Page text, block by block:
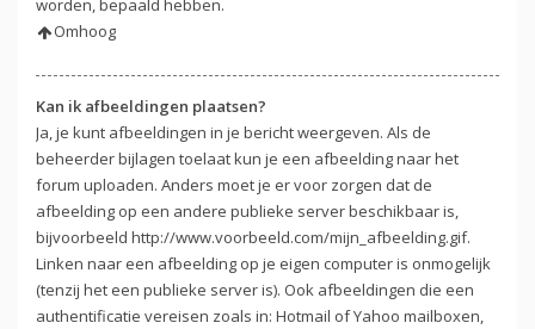
worden, bepaald hebben.
Omhoog
Kan ik afbeeldingen plaatsen?
Ja, je kunt afbeeldingen in je bericht weergeven. Als de
beheerder bijlagen toelaat kun je een afbeelding naar het
forum uploaden. Anders moet je er voor zorgen dat de
afbeelding op een andere publieke server beschikbaar is,
bijvoorbeeld http://www.voorbeeld.com/mijn_afbeelding.gif.
Linken naar een afbeelding op je eigen computer is onmogelijk
(tenzij het een publieke server is). Ook afbeeldingen die een
authentificatie vereisen zoals in: Hotmail of Yahoo mailboxen,